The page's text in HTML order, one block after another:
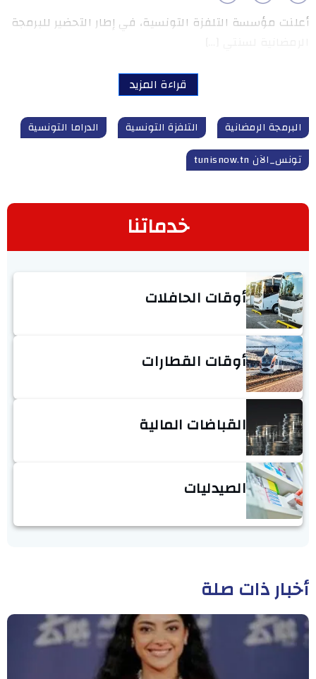
أعلنت مؤسسة التلفزة التونسية، في إطار التحضير للبرمجة
قراءة المزيد
البرمجة الرمضانية التلفزة التونسية
الدراما التونسية
تونس_الآن tunisnow.tn
خدماتنا
أوقات الحافلات
أوقات القطارات
القباضات المالية
الصيدليات
أخبار ذات صلة